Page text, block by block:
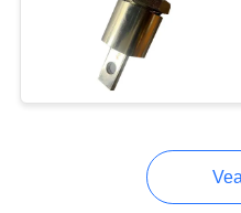
Caja de
de RF